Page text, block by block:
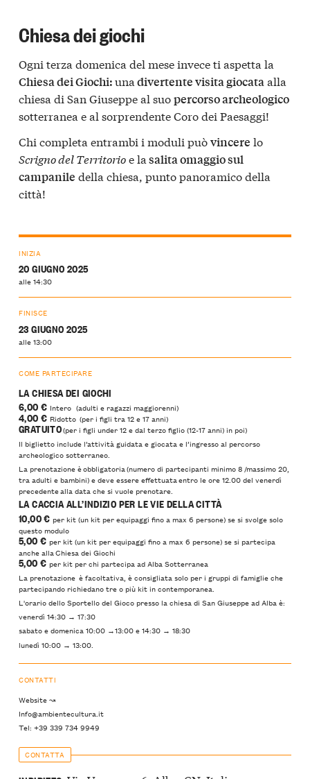
Chiesa dei giochi
Ogni terza domenica del mese invece ti aspetta la
Chiesa dei Giochi:una divertente visita giocataalla
chiesa di San Giuseppe al suopercorso archeologico
sotterranea e al sorprendente Coro dei Paesaggi!
Chi completa entrambi i moduli puòvincere lo
Scrigno del Territorioe la salita omaggio sul
campanile della chiesa, punto panoramico della
città!
INIZIA
20 GIUGNO 2025
alle 14:30
FINISCE
23 GIUGNO 2025
alle 13:00
COME PARTECIPARE
LA CHIESA DEI GIOCHI
6,00 € Intero (adulti e ragazzi maggiorenni)
4,00 € Ridotto (per i figli tra 12 e 17 anni)
GRATUITO(per i figli under 12 e dal terzo figlio (12-17 anni) in poi)
Il biglietto include l’attività guidata e giocata e l’ingresso al percorso
archeologico sotterraneo.
La prenotazione è obbligatoria (numero di partecipanti minimo 8 /massimo 20,
tra adulti e bambini) e deve essere effettuata entro le ore 12.00 del venerdì
precedente alla data che si vuole prenotare.
LA CACCIA ALL’INDIZIO PER LE VIE DELLA CITTÀ
10,00 €per kit (un kit per equipaggi fino a max 6 persone) se si svolge solo
questo modulo
5,00 € per kit (un kit per equipaggi fino a max 6 persone) se si partecipa
anche alla Chiesa dei Giochi
5,00 € per kit per chi partecipa ad Alba Sotterranea
La prenotazione è facoltativa, è consigliata solo per i gruppi di famiglie che
partecipando richiedano tre o più kit in contemporanea.
L'orario dello Sportello del Gioco presso la chiesa di San Giuseppe ad Alba è:
venerdì 14:30 → 17:30
sabato e domenica 10:00 →13:00 e 14:30 → 18:30
lunedì 10:00 → 13:00.
CONTATTI
Website ↝
Info@ambientecultura.it
Tel: +39 339 734 9949
CONTATTA